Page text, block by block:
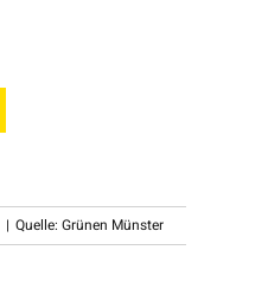
| Quelle: Grünen Münster